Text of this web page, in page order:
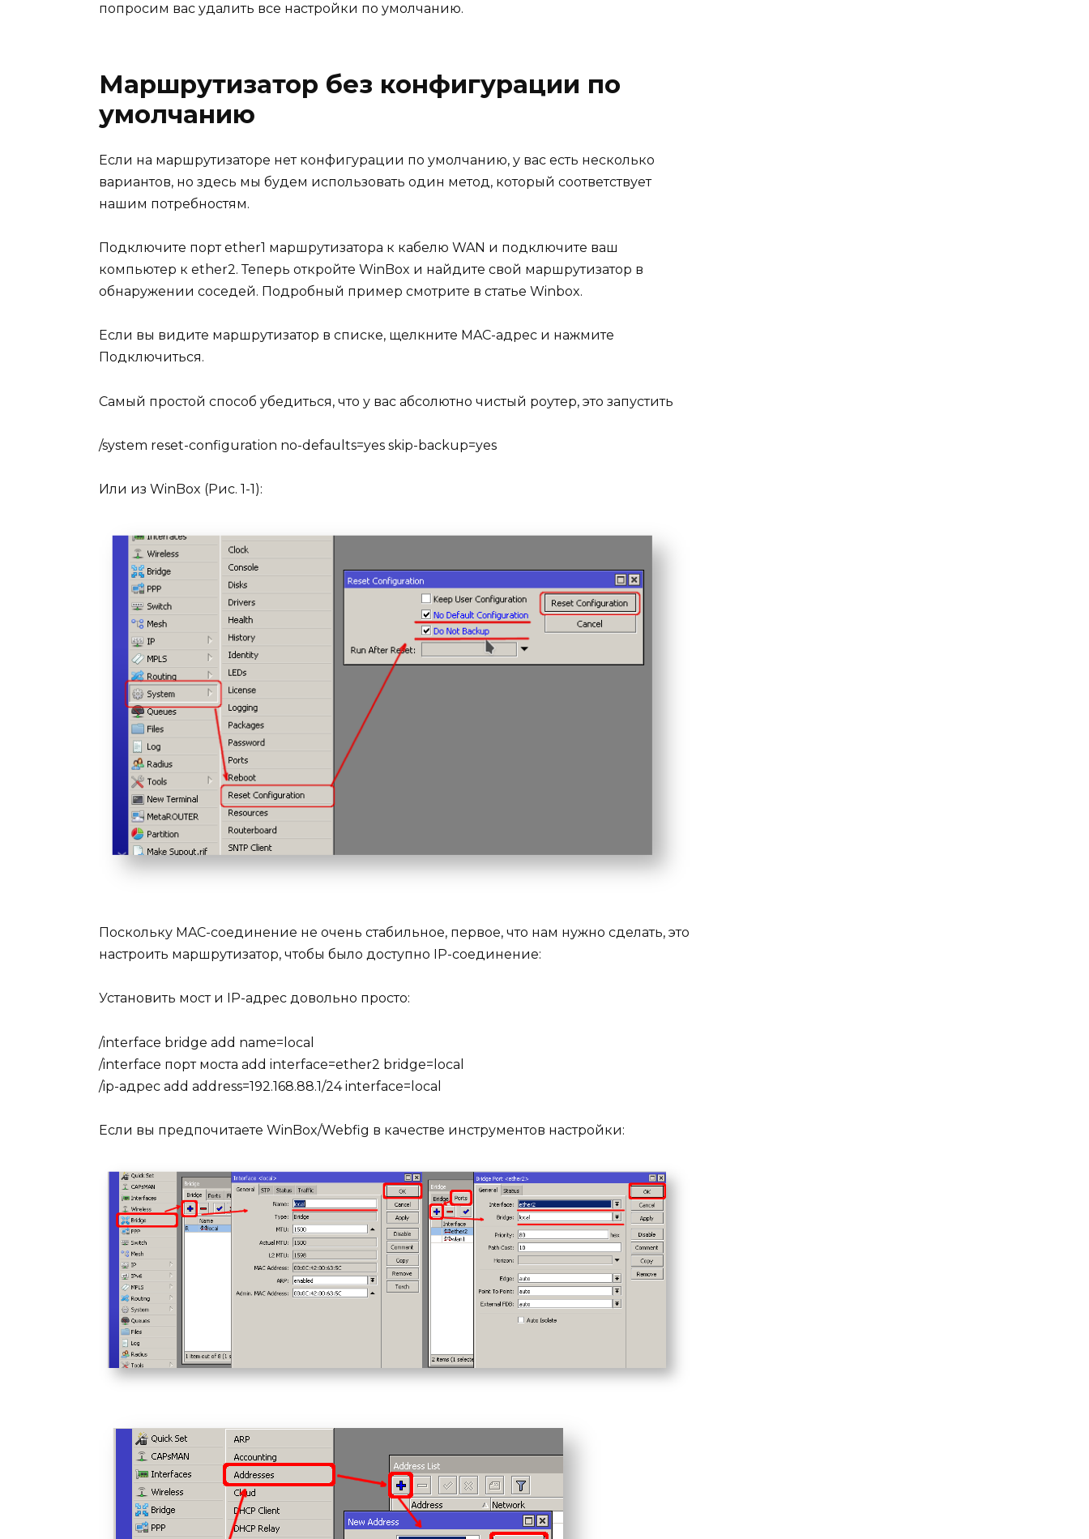
попросим вас удалить все настройки по умолчанию.
Маршрутизатор без конфигурации по
умолчанию
Если на маршрутизаторе нет конфигурации по умолчанию, у вас есть несколько
вариантов, но здесь мы будем использовать один метод, который соответствует
нашим потребностям.
Подключите порт ether1 маршрутизатора к кабелю WAN и подключите ваш
компьютер к ether2. Теперь откройте WinBox и найдите свой маршрутизатор в
обнаружении соседей. Подробный пример смотрите в статье Winbox.
Если вы видите маршрутизатор в списке, щелкните MAC-адрес и нажмите
Подключиться.
Самый простой способ убедиться, что у вас абсолютно чистый роутер, это запустить
/system reset-configuration no-defaults=yes skip-backup=yes
Или из WinBox (Рис. 1-1):
Поскольку MAC-соединение не очень стабильное, первое, что нам нужно сделать, это
настроить маршрутизатор, чтобы было доступно IP-соединение:
Установить мост и IP-адрес довольно просто:
/interface bridge add name=local
/interface порт моста add interface=ether2 bridge=local
/ip-адрес add address=192.168.88.1/24 interface=local
Если вы предпочитаете WinBox/Webfig в качестве инструментов настройки: